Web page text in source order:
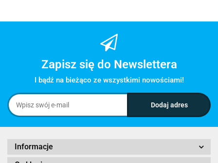
Zapisz się do Newslettera
I bądź na bieżąco ze wszystkimi nowościami!
Informacje